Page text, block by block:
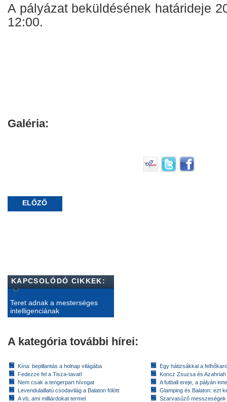
A pályázat beküldésének határideje
12:00.
Galéria:
ELŐZŐ
KAPCSOLÓDÓ CIKKEK:
Teret adnak a mesterséges
intelligenciának
A kategória további hírei:
Kína: bepillantás a holnap világába
Fedezze fel a Tisza-tavat!
Nem csak a tengerpart hívogat
Levendulaillatú csodavilág a Balaton fölött
A vb, ami milliárdokat termel
Egy hátizsákkal a
Koncz Zsuzsa és
A futball ereje, a pályán
Glamping és Balaton: ezt
Szarvasűző messzeségek